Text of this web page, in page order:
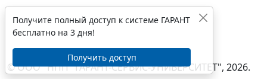
© ООО "НПП "ГАРАНТ-СЕРВИС-УНИВЕРСИТЕТ", 2026.
Получите полный доступ к системе ГАРАНТ
бесплатно на 3 дня!
Получить доступ